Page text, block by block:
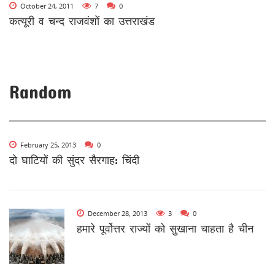
October 24, 2011 7 0
कत्यूरी व चन्द राजवंशों का उत्तराखंड
Random
February 25, 2013 0
दो घाटियों की सुंदर सैरगाह: चिंदी
December 28, 2013 3 0
हमारे पूर्वोत्तर राज्यों को सुखाना चाहता है चीन